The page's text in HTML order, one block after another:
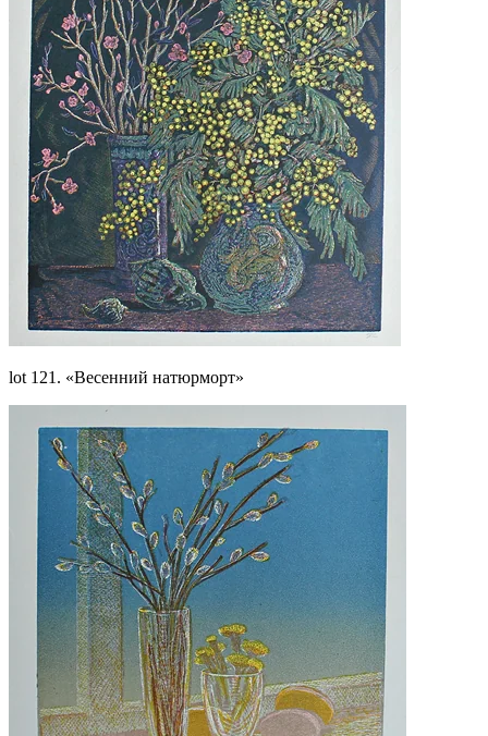
lot 121. «Весенний натюрморт»